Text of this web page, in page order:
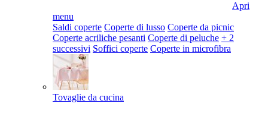
Apri
menu
Saldi coperte Coperte di lusso Coperte da picnic
Coperte acriliche pesanti Coperte di peluche + 2
successivi Soffici coperte Coperte in microfibra
Tovaglie da cucina